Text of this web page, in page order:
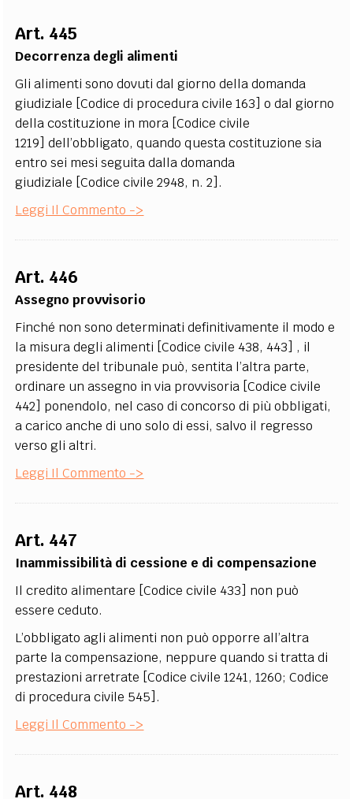
Art. 445
Decorrenza degli alimenti
Gli alimenti sono dovuti dal giorno della domanda
giudiziale [Codice di procedura civile 163] o dal giorno
della costituzione in mora [Codice civile
1219] dell’obbligato, quando questa costituzione sia
entro sei mesi seguita dalla domanda
giudiziale [Codice civile 2948, n. 2].
Leggi Il Commento ->
Art. 446
Assegno provvisorio
Finché non sono determinati definitivamente il modo e
la misura degli alimenti [Codice civile 438, 443] , il
presidente del tribunale può, sentita l’altra parte,
ordinare un assegno in via provvisoria [Codice civile
442] ponendolo, nel caso di concorso di più obbligati,
a carico anche di uno solo di essi, salvo il regresso
verso gli altri.
Leggi Il Commento ->
Art. 447
Inammissibilità di cessione e di compensazione
Il credito alimentare [Codice civile 433] non può
essere ceduto.
L’obbligato agli alimenti non può opporre all’altra
parte la compensazione, neppure quando si tratta di
prestazioni arretrate [Codice civile 1241, 1260; Codice
di procedura civile 545].
Leggi Il Commento ->
Art. 448